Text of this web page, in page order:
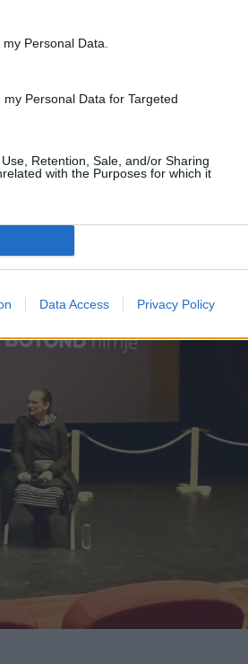
Personal Data.
Personal Data for Targeted
Retention, Sale, and/or Sharing
with the Purposes for which it
Data Access Privacy Policy
a következményeket.